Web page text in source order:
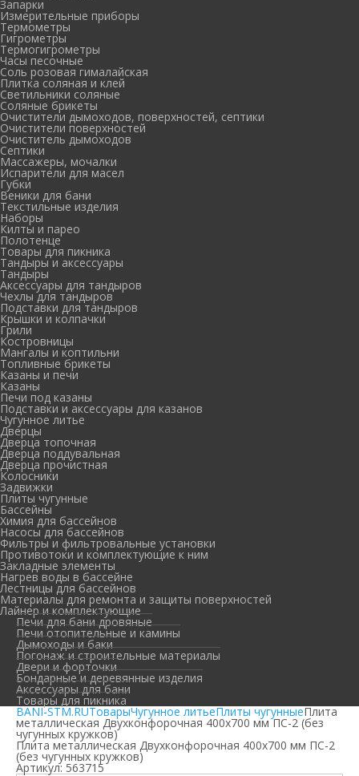
Запарки
Измерительные приборы
Термометры
Гигрометры
Термогигрометры
Часы песочные
Соль розовая гималайская
Плитка соляная и клей
Светильники соляные
Соляные брикеты
Очистители дымоходов, поверхностей, септики
Очистители поверхностей
Очиститель дымоходов
Септики
Массажеры, мочалки
Испарители для масел
Губки
Веники для бани
Текстильные изделия
Наборы
Килты и парео
Полотенце
Товары для пикника
Тандыры и аксессуары
Тандыры
Аксессуары для тандыров
Чехлы для тандыров
Подставки для тандыров
Крышки и колпачки
Грили
Костровницы
Мангалы и коптильни
Топливные брикеты
Казаны и печи
Казаны
Печи под казаны
Подставки и аксессуары для казанов
Чугунное литье
Дверцы
Дверца топочная
Дверца поддувальная
Дверца прочистная
Колосники
Задвижки
Плиты чугунные
Бассейны
Химия для бассейнов
Насосы для бассейнов
Фильтры и фильтровальные установки
Противотоки и комплектующие к ним
Закладные элементы
Нагрев воды в бассейне
Лестницы для бассейнов
Материалы для ремонта и защиты поверхностей
Лайнер и комплектующие
Печи для бани дровяные
Печи отопительные и камины
Дымоходы и баки
Погонаж и строительные материалы
Двери и форточки
Бондарные и деревянные изделия
Аксессуары для бани
Товары для пикника
BANI-STM.RUТоварыЧугунное литьеПлиты чугунныеПлита
металлическая Двухконфорочная 400х700 мм ПС-2 (без
чугунных кружков)
Плита металлическая Двухконфорочная 400х700 мм ПС-2
(без чугунных кружков)
Артикул: 563715